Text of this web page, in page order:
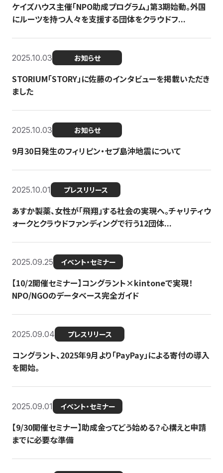
ケイズハウス主催「NPO助成プログラム」第3期始動。外国
にルーツを持つ人々を支援する団体をクラウドフ...
2025.10.03 お知らせ
STORIUM「STORY」に佐藤のインタビューを掲載いただき
ました
2025.10.03 お知らせ
9月30日発生のフィリピン・セブ島沖地震について
2025.10.01 プレスリリース
あすか製薬、女性が「飛翔」する社会の実現へ。チャリティウ
ォークとクラウドファンディングで行う12団体...
2025.09.25 イベント・セミナー
【10/2開催セミナー】コングラント×kintoneで実現！
NPO/NGOのデータベース完全ガイド
2025.09.04 プレスリリース
コングラント、2025年9月より「PayPay」による寄付の導入
を開始。
2025.09.01 イベント・セミナー
【9/30開催セミナー】助成金ってどう始める？心構えと申請
までに必要な準備